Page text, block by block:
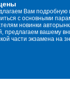
Вам
с основными
новинки
предлагаем вашему
части экзамена